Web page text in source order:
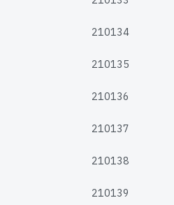
210134
210135
210136
210137
210138
210139